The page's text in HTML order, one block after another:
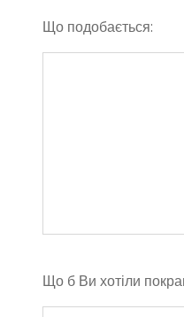
Що подобається:
Що б Ви хотіли